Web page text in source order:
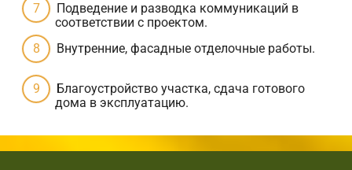
Подведение и разводка коммуникаций в
соответствии с проектом.
Внутренние, фасадные отделочные работы.
Благоустройство участка, сдача готового
дома в эксплуатацию.